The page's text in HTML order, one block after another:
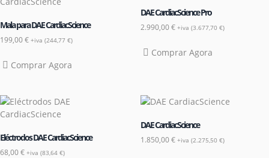
Mala para DAE CardiacScience
199,00€ +iva (244,77 €)
Comprar Agora
DAE CardiacScience Pro
2.990,00€ +iva (3.677,70 €)
Comprar Agora
Eléctrodos DAE CardiacScience
68,00€ +iva (83,64 €)
DAE CardiacScience
1.850,00€ +iva (2.275,50 €)